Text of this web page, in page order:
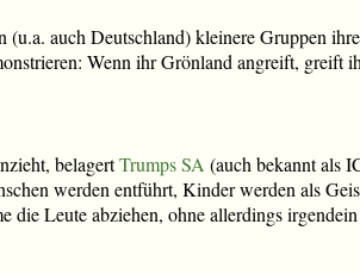
(u.a. auch Deutschland) kleinere Gruppen
Wenn ihr Grönland angreift, greift
belagertTrumps SA (auch bekannt als
werden entführt, Kinder werden als
die Leute abziehen, ohne allerdings